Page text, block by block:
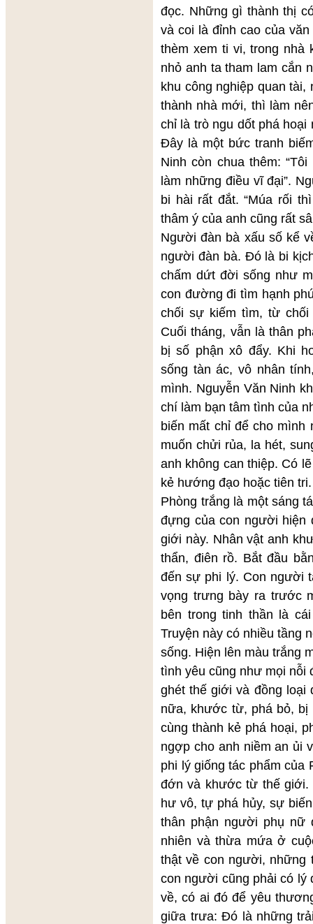
đọc. Những gì thành thị
và coi là đỉnh cao của
thèm xem ti vi, trong nhà
nhỏ anh ta tham lam cắn
khu công nghiệp quan
thành nhà mới, thì làm
chỉ là trò ngu dốt phá
Đây là một bức tranh
Ninh còn chua thêm:
làm những điều vĩ đại”.
bi hài rất đắt. “Múa rối
thâm ý của anh cũng rất
Người đàn bà xấu số kể
người đàn bà. Đó là bi
chấm dứt đời sống như
con đường đi tìm hạnh
chối sự kiếm tìm, từ
Cuối tháng, vẫn là thân
bị số phận xô đẩy. Khi
sống tàn ác, vô nhân
mình. Nguyễn Văn Ninh
chí làm bạn tâm tình của
biến mất chỉ để cho mình
muốn chửi rủa, la hét,
anh không can thiệp. Có
kẻ hướng đạo hoặc tiên tri.
Phòng trắng là một sáng
đựng của con người hiện
giới này. Nhân vật anh
thẩn, điên rồ. Bắt đầu
đến sự phi lý. Con người
vọng trưng bày ra trước
bên trong tinh thần là
Truyện này có nhiều tầng
sống. Hiện lên màu trắng
tình yêu cũng như mọi nỗi
ghét thế giới và đồng loại
nữa, khước từ, phá bỏ, bị
cùng thành kẻ phá hoại,
ngợp cho anh niềm an ủi
phi lý giống tác phẩm của
đớn và khước từ thế giới.
hư vô, tự phá hủy, sự
thân phận người phụ nữ
nhiên và thừa mứa ở
thật về con người, những
con người cũng phải có lý
về, có ai đó để yêu
giữa trưa: Đó là những